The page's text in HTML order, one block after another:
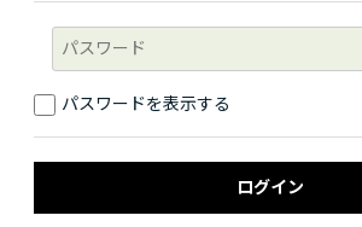
パスワードを表示する